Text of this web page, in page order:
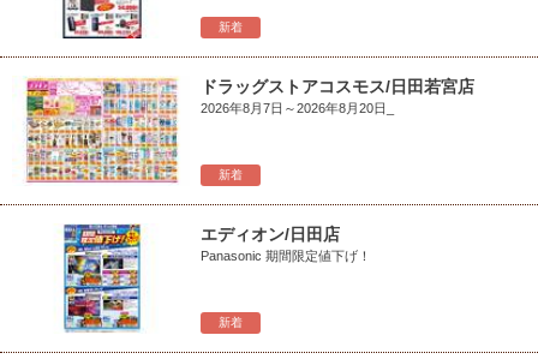
新着
新着
ドラッグストアコスモス/日田若宮店
2026年8月7日～2026年8月20日_
新着
エディオン/日田店
Panasonic 期間限定値下げ！